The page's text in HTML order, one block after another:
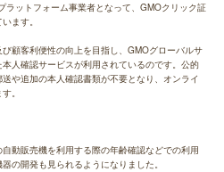
ラットフォーム事業者となって、GMOクリック証
ます。
顧客利便性の向上を目指し、GMOグローバルサ
人確認サービスが利用されているのです。公的
や追加の本人確認書類が不要となり、オンライ
。
動販売機を利用する際の年齢確認などでの利用
の開発も見られるようになりました。